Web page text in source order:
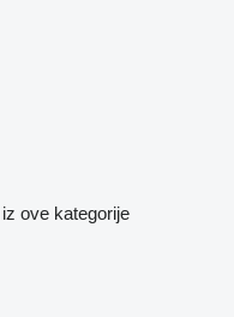
ove kategorije